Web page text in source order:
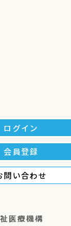
ログイン
会員登録
問い合わせ